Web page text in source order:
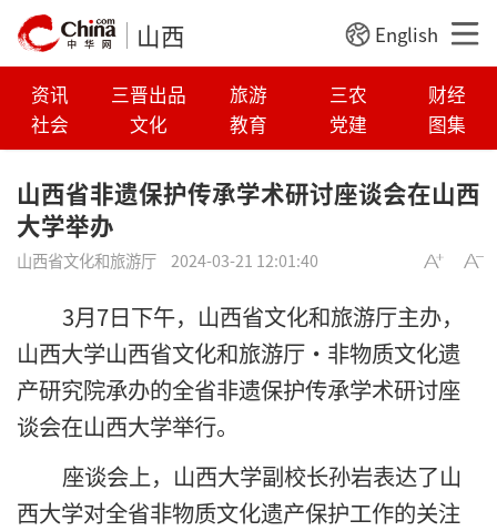
山西 English
资讯 三晋出品 旅游 三农
财经
社会
文化 教育 党建 图集
山西省非遗保护传承学术研讨座谈会在山西
大学举办
山西省文化和旅游厅 2024-03-21 12:01:40
3月7日下午，山西省文化和旅游厅主办，
山西大学山西省文化和旅游厅·非物质文化遗
产研究院承办的全省非遗保护传承学术研讨座
谈会在山西大学举行。
座谈会上，山西大学副校长孙岩表达了山
西大学对全省非物质文化遗产保护工作的关注